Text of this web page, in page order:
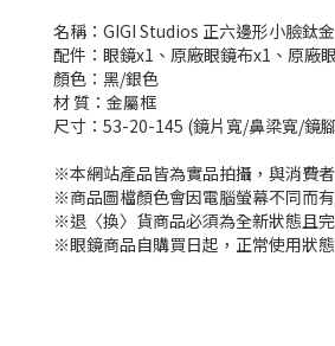
名稱：GIGI Studios 正六邊形小臉鈦
配件：眼鏡x1、原廠眼鏡布x1、原廠
顏色：黑/銀色
材 質：金屬框
尺寸：53-20-145 (鏡片寬/鼻梁寬/鏡
※本網站產品皆為實品拍攝，與消費
※商品圖檔顏色會因電腦螢幕不同而
※退〈換〉貨商品必須為全新狀態且
※眼鏡商品自購買日起，正常使用狀